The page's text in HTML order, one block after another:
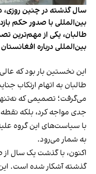
سال گذشته در چنین
بین‌المللی با صدور حکم
طالبان، یکی از مهم‌ترین
بین‌المللی درباره افغانستان
این نخستین بار بود که
طالبان به اتهام ارتکاب
می‌گرفت؛ تصمیمی که
جدی مواجه کرد، بلکه
با سیاست‌های این گروه
به شمار می‌رود.
اکنون، با گذشت یک سال
گذشته آشکار شده است. این